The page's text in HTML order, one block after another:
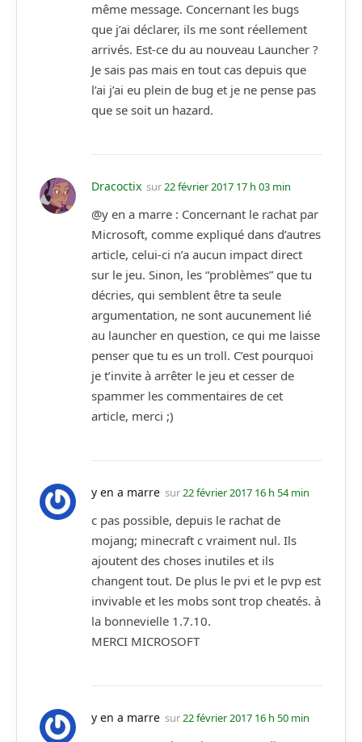
même message. Concernant les bugs
que j’ai déclarer, ils me sont réellement
arrivés. Est-ce du au nouveau Launcher ?
Je sais pas mais en tout cas depuis que
l’ai j’ai eu plein de bug et je ne pense pas
que se soit un hazard.
Dracoctix sur22 février 2017 17 h 03 min
@y en a marre : Concernant le rachat par
Microsoft, comme expliqué dans d’autres
article, celui-ci n’a aucun impact direct
sur le jeu. Sinon, les “problèmes” que tu
décries, qui semblent être ta seule
argumentation, ne sont aucunement lié
au launcher en question, ce qui me laisse
penser que tu es un troll. C’est pourquoi
je t’invite à arrêter le jeu et cesser de
spammer les commentaires de cet
article, merci ;)
y en a marre sur22 février 2017 16 h 54 min
c pas possible, depuis le rachat de
mojang; minecraft c vraiment nul. Ils
ajoutent des choses inutiles et ils
changent tout. De plus le pvi et le pvp est
invivable et les mobs sont trop cheatés. à
la bonnevielle 1.7.10.
MERCI MICROSOFT
y en a marre sur22 février 2017 16 h 50 min